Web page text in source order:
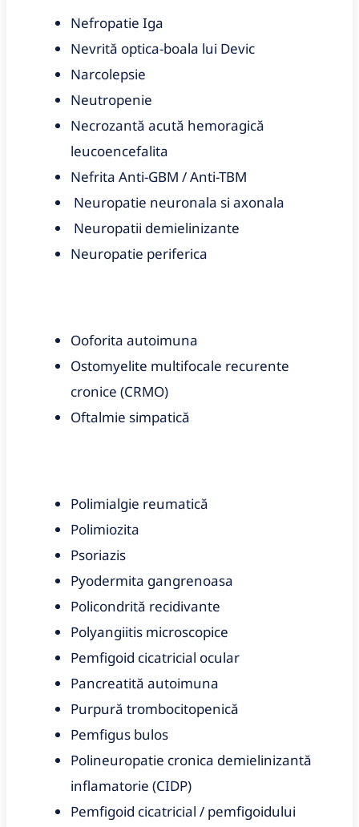
Nefropatie Iga
Nevrită optica-boala lui Devic
Narcolepsie
Neutropenie
Necrozantă acută hemoragică
leucoencefalita
Nefrita Anti-GBM / Anti-TBM
Neuropatie neuronala si axonala
Neuropatii demielinizante
Neuropatie periferica
Ooforita autoimuna
Ostomyelite multifocale recurente
cronice (CRMO)
Oftalmie simpatică
Polimialgie reumatică
Polimiozita
Psoriazis
Pyodermita gangrenoasa
Policondrită recidivante
Polyangiitis microscopice
Pemfigoid cicatricial ocular
Pancreatită autoimuna
Purpură trombocitopenică
Pemfigus bulos
Polineuropatie cronica demielinizantă
inflamatorie (CIDP)
Pemfigoid cicatricial / pemfigoidului